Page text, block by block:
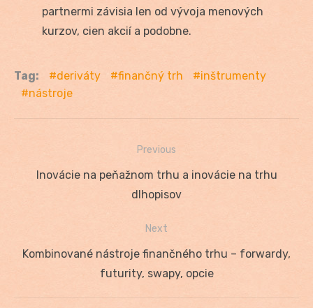
partnermi závisia len od vývoja menových
kurzov, cien akcií a podobne.
Tag: deriváty finančný trh
inštrumenty
nástroje
Navigácia
Previous
Previous
Inovácie na peňažnom trhu a inovácie na trhu
dlhopisov
Next
Next
Kombinované nástroje finančného trhu – forwardy,
futurity, swapy, opcie